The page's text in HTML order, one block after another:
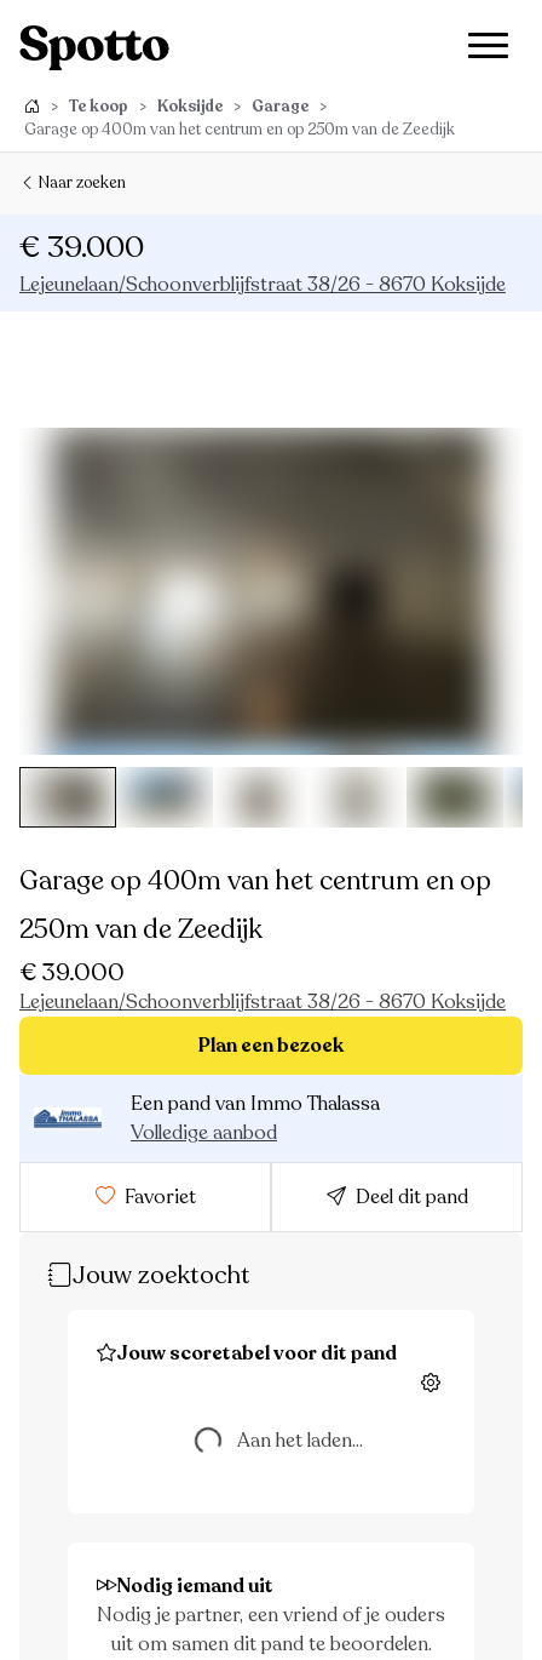
> Te koop > Koksijde > Garage >
Garage op 400m van het centrum en op 250m van de Zeedijk
Naar zoeken
€ 39.000
Lejeunelaan/Schoonverblijfstraat 38/26 - 8670 Koksijde
Garage op 400m van het centrum en op
250m van de Zeedijk
€ 39.000
Lejeunelaan/Schoonverblijfstraat 38/26 - 8670 Koksijde
Plan een bezoek
Een pand van Immo Thalassa
Volledige aanbod
Favoriet Deel dit pand
Jouw zoektocht
Jouw scoretabel voor dit pand
Instellingen
Aan het laden... Aan het laden...
Nodig iemand uit
Nodig je partner, een vriend of je ouders
uit om samen dit pand te beoordelen.